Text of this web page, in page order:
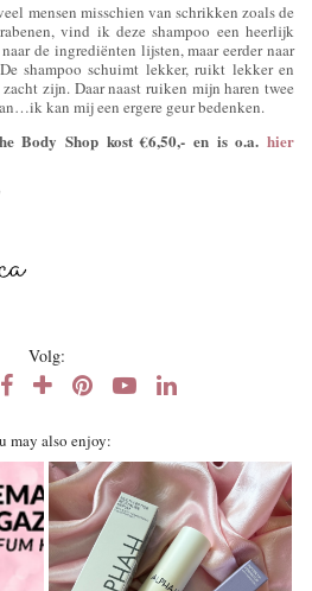
mensen misschien van schrikken zoals de
vind ik deze shampoo een heerlijk
de ingrediënten lijsten, maar eerder naar
shampoo schuimt lekker, ruikt lekker en
zijn. Daar naast ruiken mijn haren twee
kan mij een ergere geur bedenken.
Body Shop kost €6,50,- en is o.a. hier
Volg:
may also enjoy: